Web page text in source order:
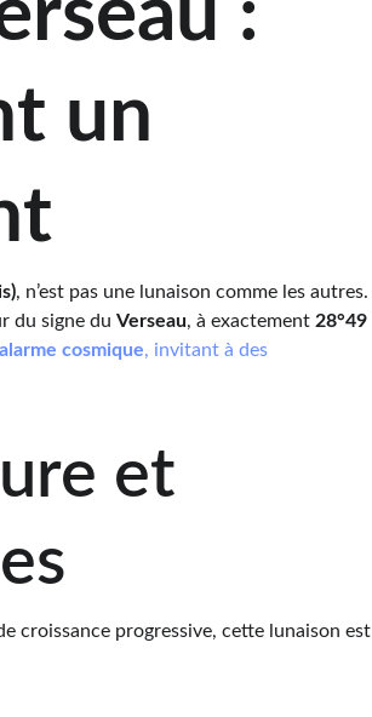
:
un
, n’est pas une lunaison comme les autres.
du signe du Verseau, à exactement 28°49
cosmique, invitant à des
et
croissance progressive, cette lunaison est